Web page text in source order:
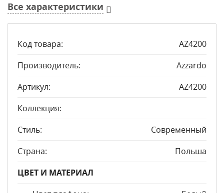
Все характеристики
Код товара:
AZ4200
Производитель:
Azzardo
Артикул:
AZ4200
Коллекция:
Стиль:
Современный
Страна:
Польша
ЦВЕТ И МАТЕРИАЛ